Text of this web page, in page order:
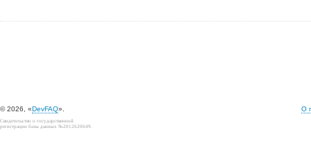
© 2026, «DevFAQ». О
Свидетельство о государственной
регистрации базы данных №2012620649.